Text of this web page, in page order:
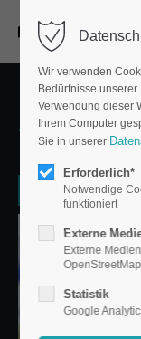
Aufkleber
Wir verwenden
Bedürfnisse
Verwendung dieser
Ihrem Computer
Sie in unserer
Erforderlich*
Notwendige
funktioniert
Externe
Externe
Statistik
Google